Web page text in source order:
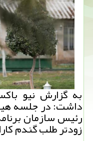
به گزارش نیو
داشت: در جلسه
رئیس سازمان
زودتر طلب گندم